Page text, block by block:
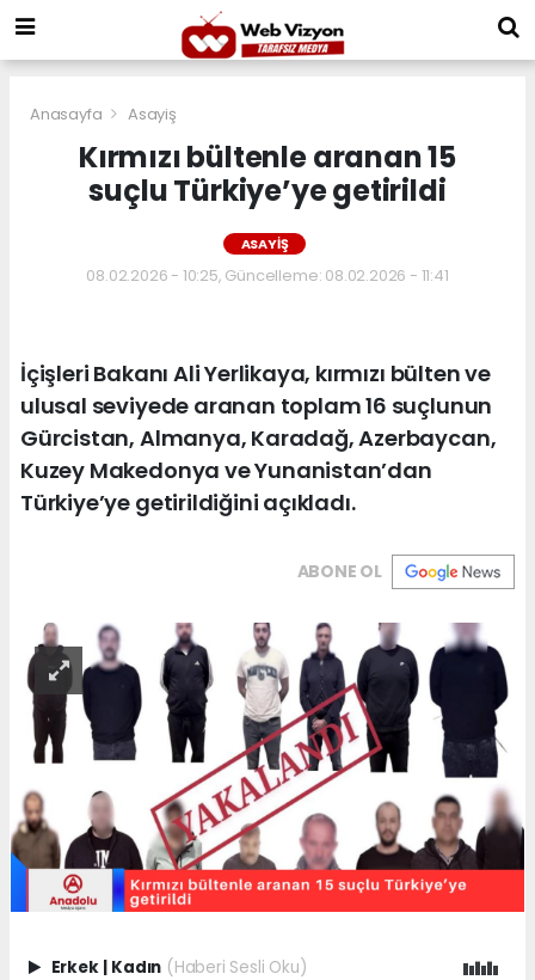
Anasayfa Asayiş
Kırmızı bültenle aranan 15
suçlu Türkiye’ye getirildi
ASAYIŞ
08.02.2026 - 10:25, Güncelleme: 08.02.2026 - 11:41
İçişleri Bakanı Ali Yerlikaya, kırmızı bülten ve
ulusal seviyede aranan toplam 16 suçlunun
Gürcistan, Almanya, Karadağ, Azerbaycan,
Kuzey Makedonya ve Yunanistan’dan
Türkiye’ye getirildiğini açıkladı.
ABONE OL
Erkek | Kadın (Haberi Sesli Oku)